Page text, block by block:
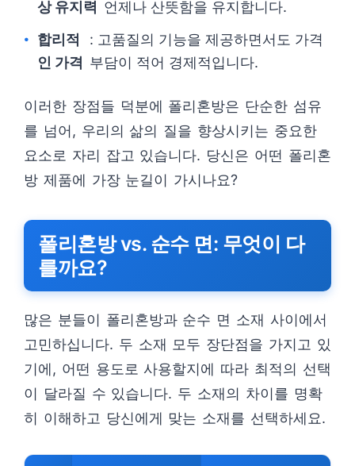
상 유지력
언제나 산뜻함을 유지합니다.
합리적
인 가격
: 고품질의 기능을 제공하면서도 가격
부담이 적어 경제적입니다.
이러한 장점들 덕분에 폴리혼방은 단순한 섬유
를 넘어, 우리의 삶의 질을 향상시키는 중요한
요소로 자리 잡고 있습니다. 당신은 어떤 폴리혼
방 제품에 가장 눈길이 가시나요?
폴리혼방 vs. 순수 면: 무엇이 다
를까요?
많은 분들이 폴리혼방과 순수 면 소재 사이에서
고민하십니다. 두 소재 모두 장단점을 가지고 있
기에, 어떤 용도로 사용할지에 따라 최적의 선택
이 달라질 수 있습니다. 두 소재의 차이를 명확
히 이해하고 당신에게 맞는 소재를 선택하세요.